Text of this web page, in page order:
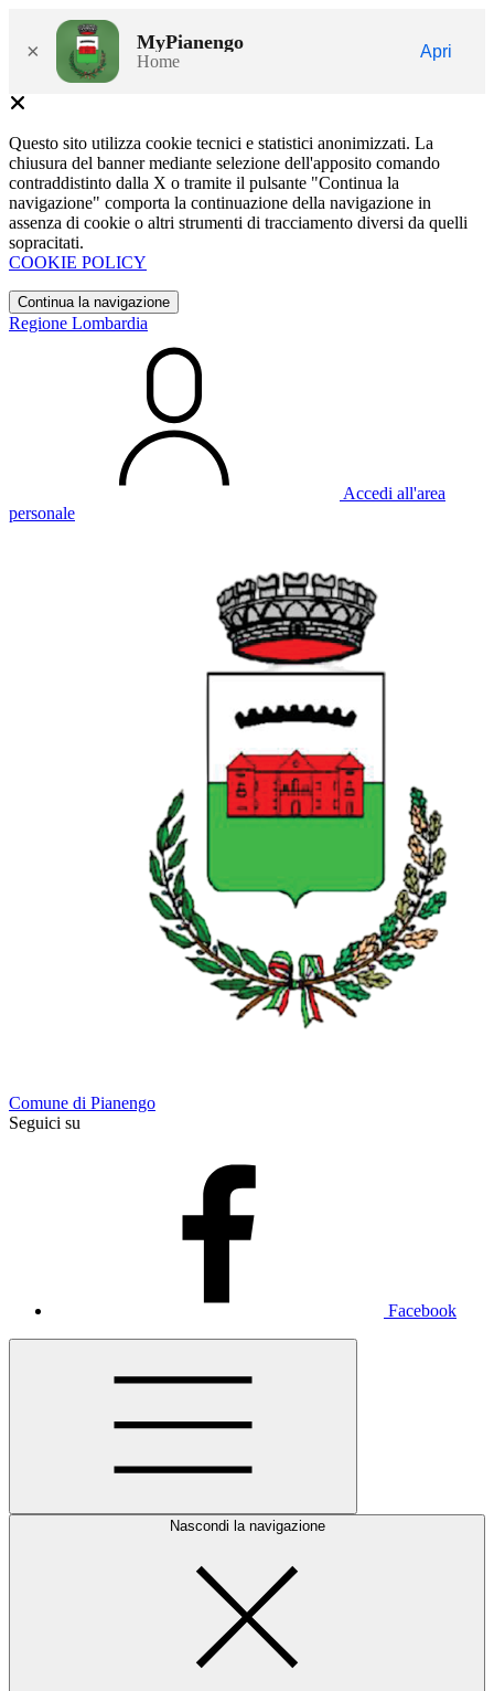
× MyPianengo
Home
Apri
Questo sito utilizza cookie tecnici e statistici anonimizzati. La
chiusura del banner mediante selezione dell'apposito comando
contraddistinto dalla X o tramite il pulsante "Continua la
navigazione" comporta la continuazione della navigazione in
assenza di cookie o altri strumenti di tracciamento diversi da quelli
sopracitati.
COOKIE POLICY
Continua la navigazione
Regione Lombardia
Accedi all'area
personale
Comune di Pianengo
Seguici su
Facebook
Nascondi la navigazione